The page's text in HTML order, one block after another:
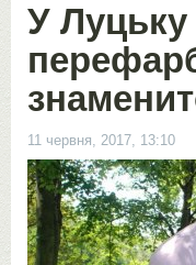
У Луцьку
11 червня, 2017, 13:10